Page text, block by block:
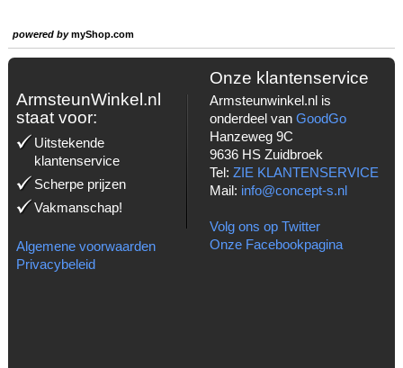
powered bymyShop.com
ArmsteunWinkel.nl
staat voor:
Uitstekende
klantenservice
Scherpe prijzen
Vakmanschap!
Algemene voorwaarden
Privacybeleid
Onze klantenservice
Armsteunwinkel.nl is
onderdeel van GoodGo
Hanzeweg 9C
9636 HS Zuidbroek
Tel: ZIE KLANTENSERVICE
Mail: info@concept-s.nl
Volg ons op Twitter
Onze Facebookpagina